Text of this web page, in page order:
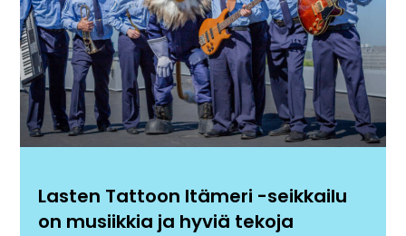
Lasten Tattoon Itämeri -seikkailu
on musiikkia ja hyviä tekoja